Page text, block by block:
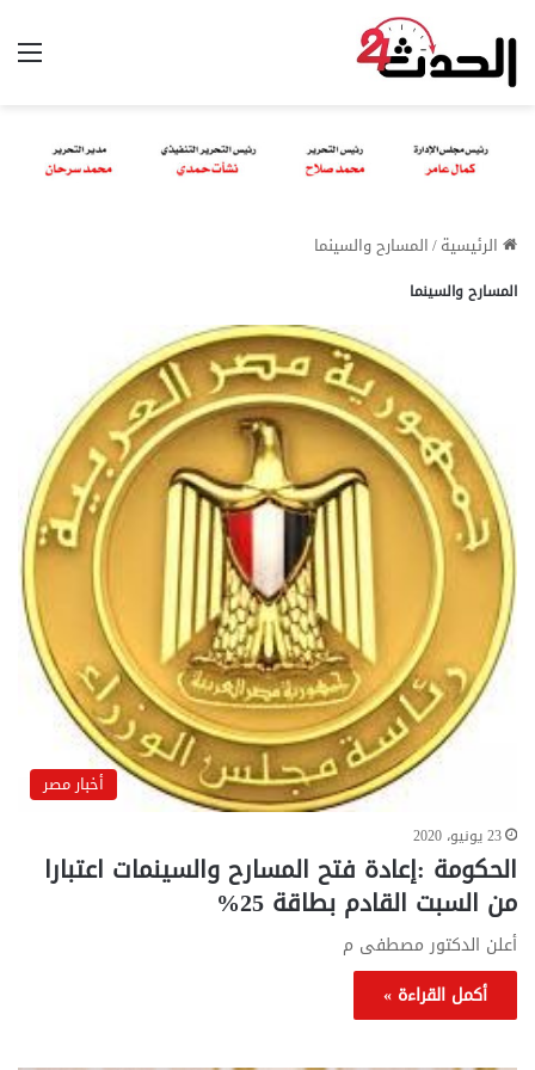
الرئيسية/المسارح والسينما
المسارح والسينما
أخبار مصر
23 يونيو، 2020
الحكومة :إعادة فتح المسارح والسينمات اعتبارا
من السبت القادم بطاقة 25%
أعلن الدكتور مصطفى م
أكمل القراءة »